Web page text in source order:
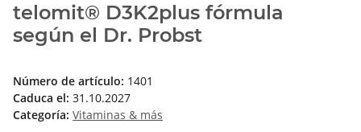
telomit® D3K2plus fórmula
según el Dr. Probst
Número de artículo: 1401
Caduca el: 31.10.2027
Categoría: Vitaminas & más